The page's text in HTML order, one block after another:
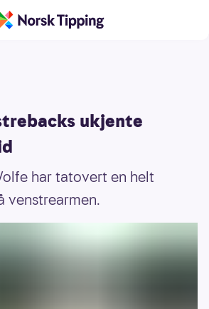
ukjente
har tatovert en helt
venstrearmen.